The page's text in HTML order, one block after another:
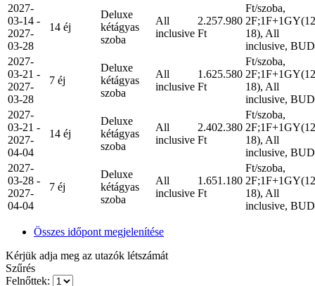
2027-
03-14 -
2027-
03-28
14 éj
Deluxe
kétágyas
szoba
All
inclusive
2.257.980
Ft
Ft/szoba,
18), All
inclusive, BUD
2027-
03-21 -
2027-
03-28
7 éj
Deluxe
kétágyas
szoba
All
inclusive
1.625.580
Ft
Ft/szoba,
18), All
inclusive, BUD
2027-
03-21 -
2027-
04-04
14 éj
Deluxe
kétágyas
szoba
All
inclusive
2.402.380
Ft
Ft/szoba,
18), All
inclusive, BUD
2027-
03-28 -
2027-
04-04
7 éj
Deluxe
kétágyas
szoba
All
inclusive
1.651.180
Ft
Ft/szoba,
18), All
inclusive, BUD
Összes időpont megjelenítése
Kérjük adja meg az utazók létszámát
Szűrés
Felnőttek: